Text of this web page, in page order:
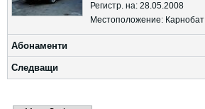
Регистр. на: 28.05.2008
Местоположение: Карнобат
Абонаменти
Следващи